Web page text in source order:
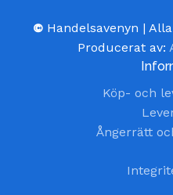
© Handelsavenyn |
Producerat av:
Köp- och
Ångerrätt